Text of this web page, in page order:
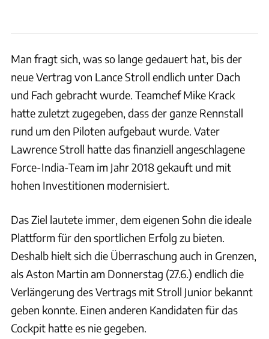
Man fragt sich, was so lange gedauert hat, bis der
neue Vertrag von Lance Stroll endlich unter Dach
und Fach gebracht wurde. Teamchef Mike Krack
hatte zuletzt zugegeben, dass der ganze Rennstall
rund um den Piloten aufgebaut wurde. Vater
Lawrence Stroll hatte das finanziell angeschlagene
Force-India-Team im Jahr 2018 gekauft und mit
hohen Investitionen modernisiert.
Das Ziel lautete immer, dem eigenen Sohn die ideale
Plattform für den sportlichen Erfolg zu bieten.
Deshalb hielt sich die Überraschung auch in Grenzen,
als Aston Martin am Donnerstag (27.6.) endlich die
Verlängerung des Vertrags mit Stroll Junior bekannt
geben konnte. Einen anderen Kandidaten für das
Cockpit hatte es nie gegeben.